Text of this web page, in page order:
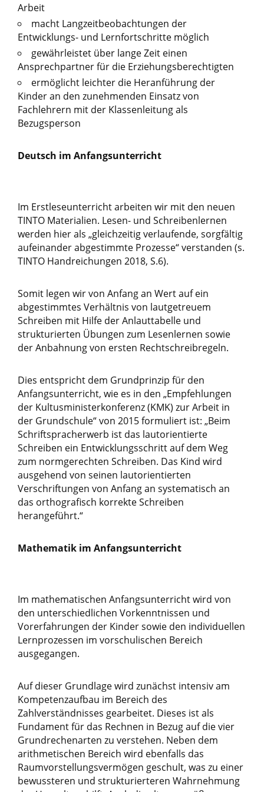
Arbeit
macht Langzeitbeobachtungen der
Entwicklungs- und Lernfortschritte möglich
gewährleistet über lange Zeit einen
Ansprechpartner für die Erziehungsberechtigten
ermöglicht leichter die Heranführung der
Kinder an den zunehmenden Einsatz von
Fachlehrern mit der Klassenleitung als
Bezugsperson
Deutsch im Anfangsunterricht
Im Erstleseunterricht arbeiten wir mit den neuen
TINTO Materialien. Lesen- und Schreibenlernen
werden hier als „gleichzeitig verlaufende, sorgfältig
aufeinander abgestimmte Prozesse“ verstanden (s.
TINTO Handreichungen 2018, S.6).
Somit legen wir von Anfang an Wert auf ein
abgestimmtes Verhältnis von lautgetreuem
Schreiben mit Hilfe der Anlauttabelle und
strukturierten Übungen zum Lesenlernen sowie
der Anbahnung von ersten Rechtschreibregeln.
Dies entspricht dem Grundprinzip für den
Anfangsunterricht, wie es in den „Empfehlungen
der Kultusministerkonferenz (KMK) zur Arbeit in
der Grundschule“ von 2015 formuliert ist: „Beim
Schriftspracherwerb ist das lautorientierte
Schreiben ein Entwicklungsschritt auf dem Weg
zum normgerechten Schreiben. Das Kind wird
ausgehend von seinen lautorientierten
Verschriftungen von Anfang an systematisch an
das orthografisch korrekte Schreiben
herangeführt.“
Mathematik im Anfangsunterricht
Im mathematischen Anfangsunterricht wird von
den unterschiedlichen Vorkenntnissen und
Vorerfahrungen der Kinder sowie den individuellen
Lernprozessen im vorschulischen Bereich
ausgegangen.
Auf dieser Grundlage wird zunächst intensiv am
Kompetenzaufbau im Bereich des
Zahlverständnisses gearbeitet. Dieses ist als
Fundament für das Rechnen in Bezug auf die vier
Grundrechenarten zu verstehen. Neben dem
arithmetischen Bereich wird ebenfalls das
Raumvorstellungsvermögen geschult, was zu einer
bewussteren und strukturierteren Wahrnehmung